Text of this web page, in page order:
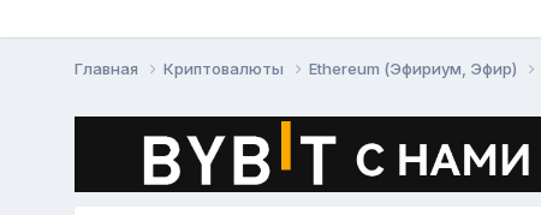
Главная Криптовалюты Ethereum (Эфириум, Эфир)